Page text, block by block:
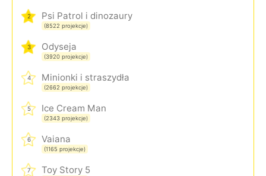
2 Psi Patrol i dinozaury
(8522 projekcje)
3 Odyseja
(3920 projekcje)
4 Minionki i straszydła
(2662 projekcje)
5 Ice Cream Man
(2343 projekcje)
6 Vaiana
(1165 projekcje)
7 Toy Story 5